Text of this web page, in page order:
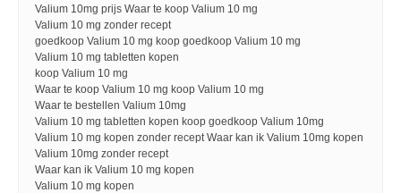
Valium 10mg prijs Waar te koop Valium 10 mg
Valium 10 mg zonder recept
goedkoop Valium 10 mg koop goedkoop Valium 10 mg
Valium 10 mg tabletten kopen
koop Valium 10 mg
Waar te koop Valium 10 mg koop Valium 10 mg
Waar te bestellen Valium 10mg
Valium 10 mg tabletten kopen koop goedkoop Valium 10mg
Valium 10 mg kopen zonder recept Waar kan ik Valium 10mg kopen
Valium 10mg zonder recept
Waar kan ik Valium 10 mg kopen
Valium 10 mg kopen